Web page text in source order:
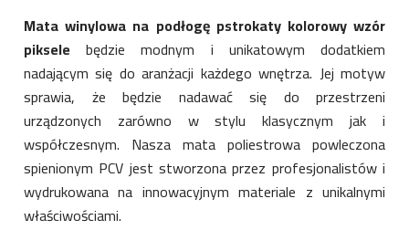
Mata winylowa na podłogę pstrokaty kolorowy wzór
piksele będzie modnym i unikatowym dodatkiem
nadającym się do aranżacji każdego wnętrza. Jej motyw
sprawia, że będzie nadawać się do przestrzeni
urządzonych zarówno w stylu klasycznym jak i
współczesnym. Nasza mata poliestrowa powleczona
spienionym PCV jest stworzona przez profesjonalistów i
wydrukowana na innowacyjnym materiale z unikalnymi
właściwościami.